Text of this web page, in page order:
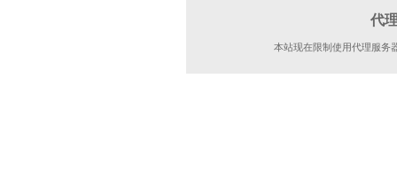
代
本站现在限制使用代理服务